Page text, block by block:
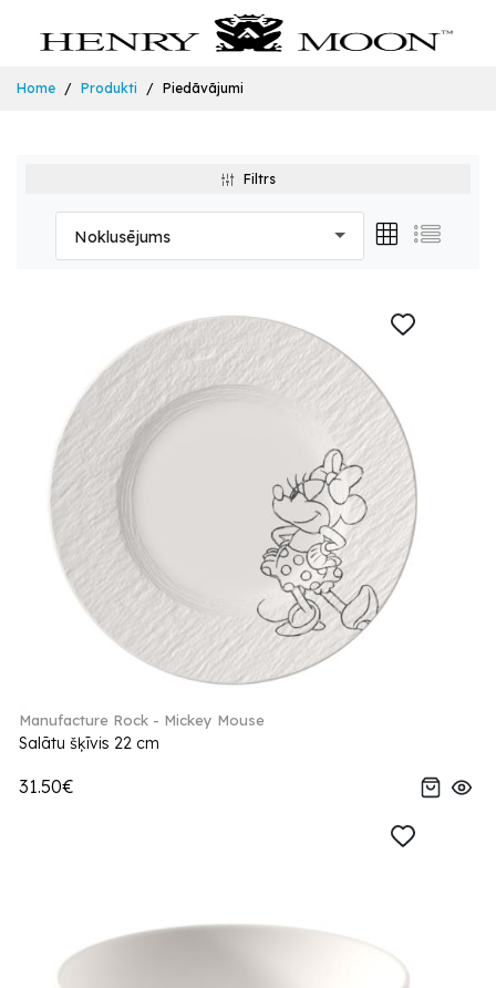
Home Produkti Piedāvājumi
Filtrs
Manufacture Rock - Mickey Mouse
Salātu šķīvis 22 cm
31.50€